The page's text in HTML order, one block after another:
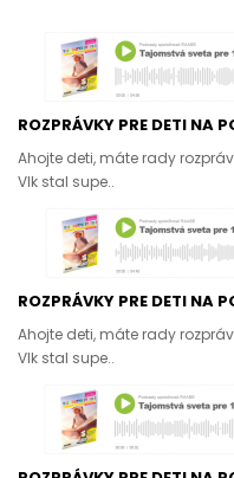
ROZPRÁVKY PRE DETI NA
Ahojte deti, máte rady
Vlk stal supe..
ROZPRÁVKY PRE DETI NA
Ahojte deti, máte rady
Vlk stal supe..